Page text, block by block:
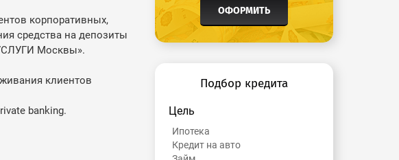
корпоративных,
средства на депозиты
Москвы».
клиентов
banking.
ОФОРМИТЬ
Подбор кредита
Цель
Ипотека
Кредит на авто